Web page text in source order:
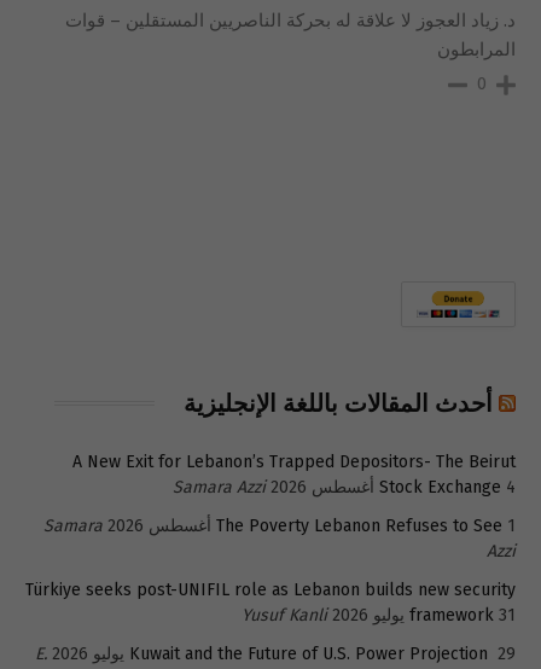
د. زياد العجوز لا علاقة له بحركة الناصريين المستقلين – قوات
المرابطون
0
أحدث المقالات باللغة الإنجليزية
A New Exit for Lebanon’s Trapped Depositors- The Beirut
Stock Exchange 4 أغسطس 2026
Samara Azzi
The Poverty Lebanon Refuses to See 1 أغسطس 2026
Samara
Azzi
Türkiye seeks post-UNIFIL role as Lebanon builds new security
framework 31 يوليو 2026
Yusuf Kanli
Kuwait and the Future of U.S. Power Projection 29 يوليو 2026
E.